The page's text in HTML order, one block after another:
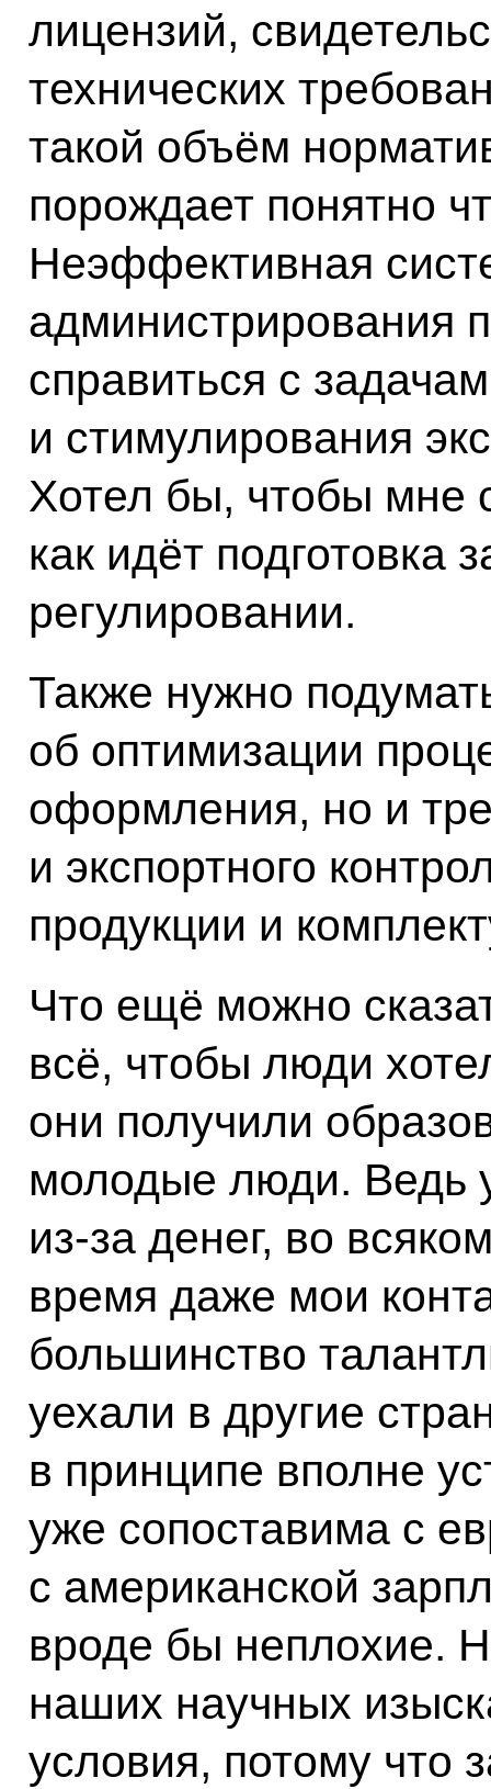
лицензий,
технических
такой объём
порождает понятно
Неэффективная
администрирования
справиться с
и стимулирования
Хотел бы, чтобы мне
как идёт подготовка
регулировании.
Также нужно
об оптимизации
оформления, но и
и экспортного
продукции и
Что ещё можно
всё, чтобы люди
они получили
молодые люди. Ведь
из‑за денег, во
время даже мои
большинство
уехали в другие
в принципе вполне
уже сопоставима с
с американской
вроде бы неплохие.
наших научных
условия, потому что